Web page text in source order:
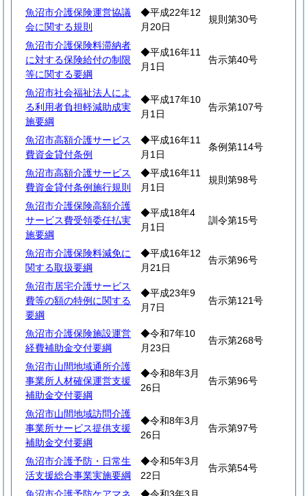
魚沼市介護保険運営協議
会に関する規則
◆平成22年12
月20日
規則第30号
魚沼市介護保険料滞納者
に対する保険給付の制限
等に関する要綱
◆平成16年11
月1日
告示第40号
魚沼市社会福祉法人によ
る利用者負担軽減助成実
施要綱
◆平成17年10
月1日
告示第107号
魚沼市高額介護サービス
費資金貸付条例
◆平成16年11
月1日
条例第114号
魚沼市高額介護サービス
費資金貸付条例施行規則
◆平成16年11
月1日
規則第98号
魚沼市介護保険高額介護
サービス費受領委任払実
施要綱
◆平成18年4
月1日
訓令第15号
魚沼市介護保険料減免に
関する取扱要綱
◆平成16年12
月21日
告示第96号
魚沼市居宅介護サービス
費等の額の特例に関する
要綱
◆平成23年9
月7日
告示第121号
魚沼市介護保険施設運営
経費補助金交付要綱
◆令和7年10
月23日
告示第268号
魚沼市山間地域通所介護
事業所人材確保運営支援
補助金交付要綱
◆令和8年3月
26日
告示第96号
魚沼市山間地域訪問介護
事業所サービス提供支援
補助金交付要綱
◆令和8年3月
26日
告示第97号
魚沼市介護予防・日常生
活支援総合事業実施要綱
◆令和5年3月
22日
告示第54号